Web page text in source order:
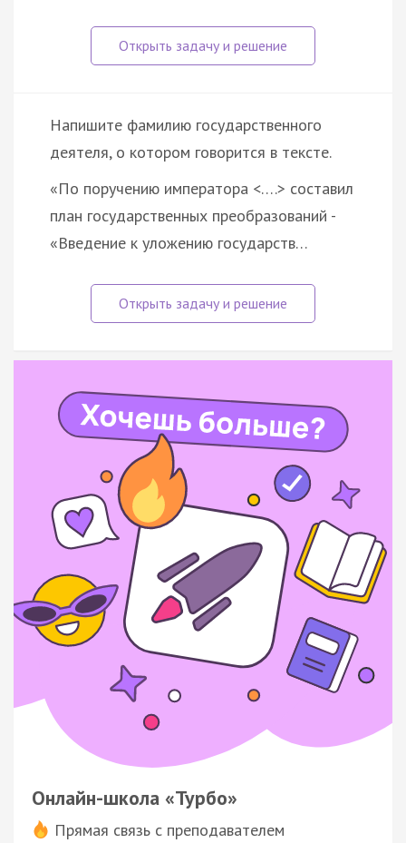
Напишите фамилию государственного
деятеля, о котором говорится в тексте.
«По поручению императора <….> составил
план государственных преобразований -
«Введение к уложению государств…
Онлайн-школа «Турбо»
Прямая связь с преподавателем